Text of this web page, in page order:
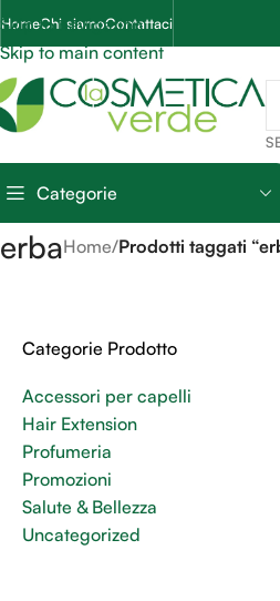
Skip to navigation
Skip to main content
HomeChi siamoContattaci
Categorie
erbaHome/Prodotti taggati
Categorie Prodotto
Accessori per capelli
Hair Extension
Profumeria
Promozioni
Salute & Bellezza
Uncategorized